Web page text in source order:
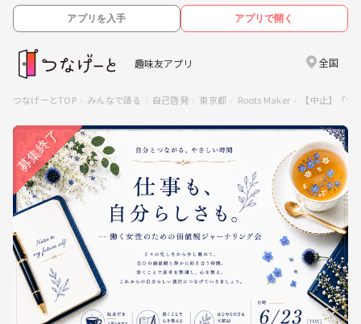
アプリを入手 アプリで開く
趣味友アプリ 全国
つなげーとTOP みんなで語る 自己啓発 東京都 Roots Maker 【中止】「